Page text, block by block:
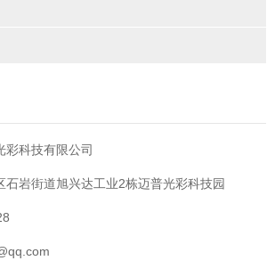
彩科技有限公司
石岩街道旭兴达工业2栋迈普光彩科技园